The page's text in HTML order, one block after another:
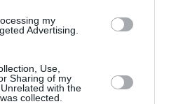
my
Advertising.
Use,
Sharing of my
with the
collected.